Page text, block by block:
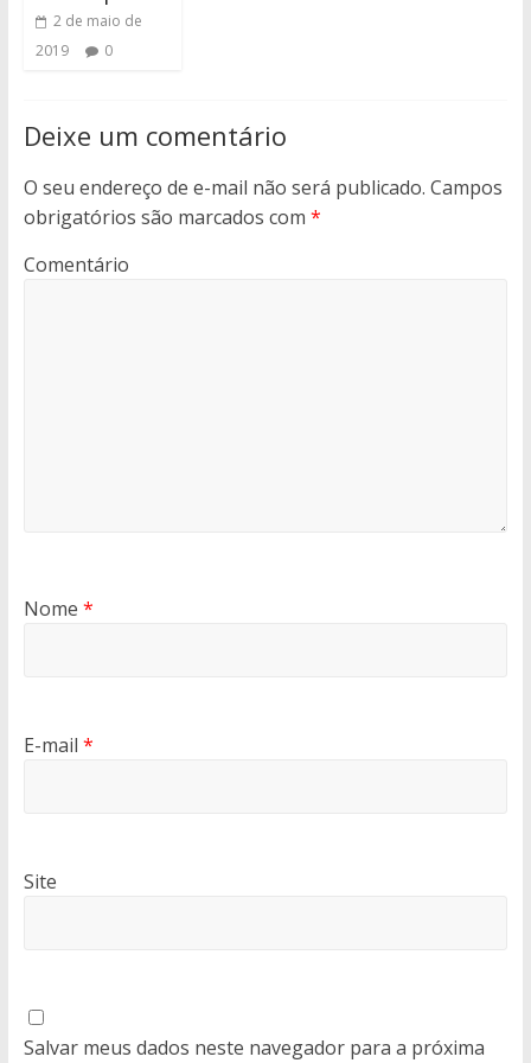
2 de maio de
2019
0
Deixe um comentário
O seu endereço de e-mail não será publicado. Campos
obrigatórios são marcados com *
Comentário
Nome *
E-mail *
Site
Salvar meus dados neste navegador para a próxima